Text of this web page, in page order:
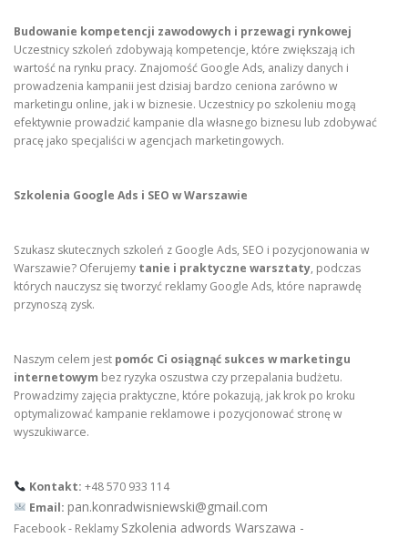
Budowanie kompetencji zawodowych i przewagi rynkowej
Uczestnicy szkoleń zdobywają kompetencje, które zwiększają ich
wartość na rynku pracy. Znajomość Google Ads, analizy danych i
prowadzenia kampanii jest dzisiaj bardzo ceniona zarówno w
marketingu online, jak i w biznesie. Uczestnicy po szkoleniu mogą
efektywnie prowadzić kampanie dla własnego biznesu lub zdobywać
pracę jako specjaliści w agencjach marketingowych.
Szkolenia Google Ads i SEO w Warszawie
Szukasz skutecznych szkoleń z Google Ads, SEO i pozycjonowania w
Warszawie? Oferujemy tanie i praktyczne warsztaty, podczas
których nauczysz się tworzyć reklamy Google Ads, które naprawdę
przynoszą zysk.
Naszym celem jest pomóc Ci osiągnąć sukces w marketingu
internetowym bez ryzyka oszustwa czy przepalania budżetu.
Prowadzimy zajęcia praktyczne, które pokazują, jak krok po kroku
optymalizować kampanie reklamowe i pozycjonować stronę w
wyszukiwarce.
Kontakt: +48 570 933 114
Email: pan.konradwisniewski@gmail.com
Facebook - Reklamy Szkolenia adwords Warszawa -